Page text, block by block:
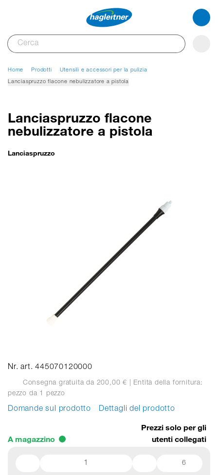
Home Prodotti Utensili e accessori per la pulizia
Lanciaspruzzo flacone nebulizzatore a pistola
Lanciaspruzzo flacone
nebulizzatore a pistola
Lanciaspruzzo
Nr. art. 445070120000
Consegna gratuita da 200,00 € | Entità della fornitura:
pezzo da 1 pezzo
Domande sul prodotto Dettagli del prodotto
A magazzino
Prezzi solo per gli
utenti collegati
6